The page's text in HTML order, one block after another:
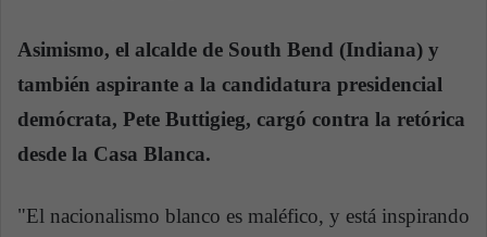
Asimismo, el alcalde de South Bend (Indiana) y
también aspirante a la candidatura presidencial
demócrata, Pete Buttigieg, cargó contra la retórica
desde la Casa Blanca.
"El nacionalismo blanco es maléfico, y está inspirando